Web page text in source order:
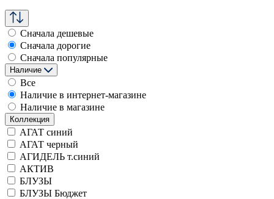
Сначала дешевые
Сначала дорогие
Сначала популярные
Наличие
Все
Наличие в интернет-магазине
Наличие в магазине
Коллекция
АГАТ синий
АГАТ черный
АГИДЕЛЬ т.синий
АКТИВ
БЛУЗЫ
БЛУЗЫ Бюджет